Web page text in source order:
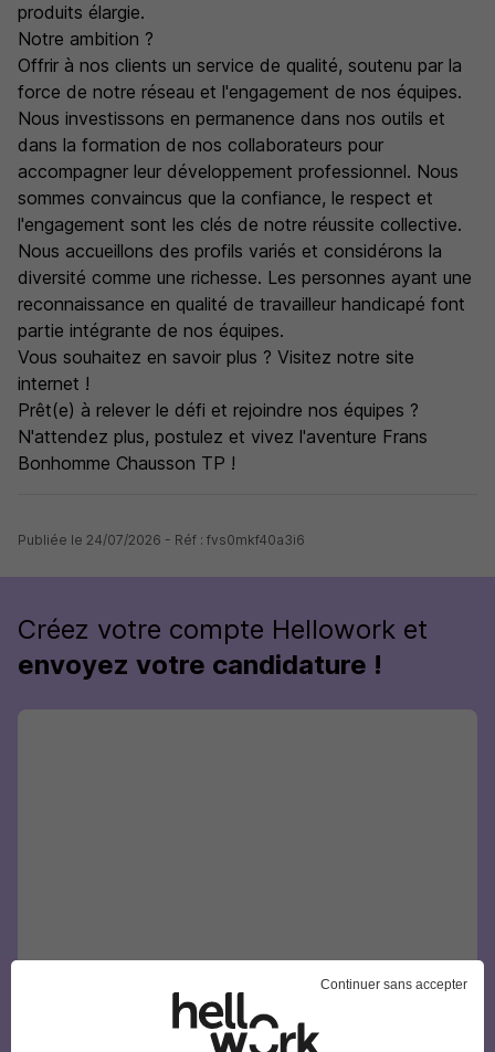
produits élargie.
Notre ambition ?
Offrir à nos clients un service de qualité, soutenu par la
force de notre réseau et l'engagement de nos équipes.
Nous investissons en permanence dans nos outils et
dans la formation de nos collaborateurs pour
accompagner leur développement professionnel. Nous
sommes convaincus que la confiance, le respect et
l'engagement sont les clés de notre réussite collective.
Nous accueillons des profils variés et considérons la
diversité comme une richesse. Les personnes ayant une
reconnaissance en qualité de travailleur handicapé font
partie intégrante de nos équipes.
Vous souhaitez en savoir plus ? Visitez notre site
internet !
Prêt(e) à relever le défi et rejoindre nos équipes ?
N'attendez plus, postulez et vivez l'aventure Frans
Bonhomme Chausson TP !
Publiée le 24/07/2026 - Réf : fvs0mkf40a3i6
Créez votre compte Hellowork et
envoyez votre candidature !
Continuer sans accepter